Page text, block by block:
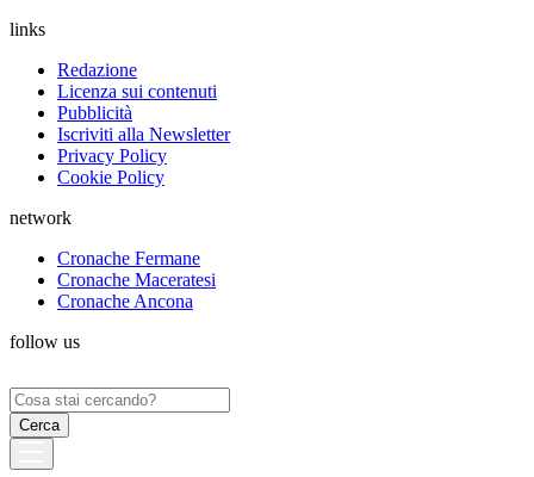
links
Redazione
Licenza sui contenuti
Pubblicità
Iscriviti alla Newsletter
Privacy Policy
Cookie Policy
network
Cronache Fermane
Cronache Maceratesi
Cronache Ancona
follow us
Ricerca
per: